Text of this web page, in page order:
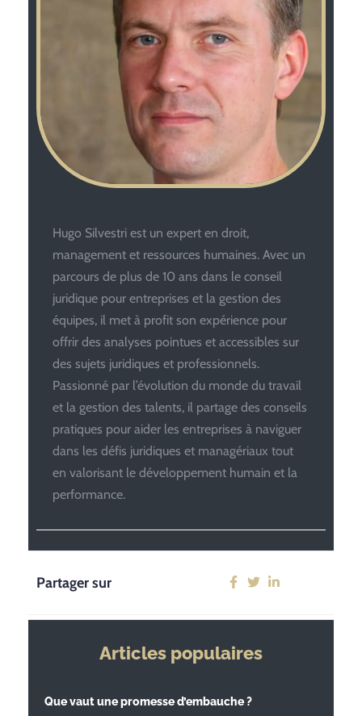
Hugo Silvestri est un expert en droit,
management et ressources humaines. Avec un
parcours de plus de 10 ans dans le conseil
juridique pour entreprises et la gestion des
équipes, il met à profit son expérience pour
offrir des analyses pointues et accessibles sur
des sujets juridiques et professionnels.
Passionné par l’évolution du monde du travail
et la gestion des talents, il partage des conseils
pratiques pour aider les entreprises à naviguer
dans les défis juridiques et managériaux tout
en valorisant le développement humain et la
performance.
Partager sur
Articles populaires
Que vaut une promesse d’embauche ?